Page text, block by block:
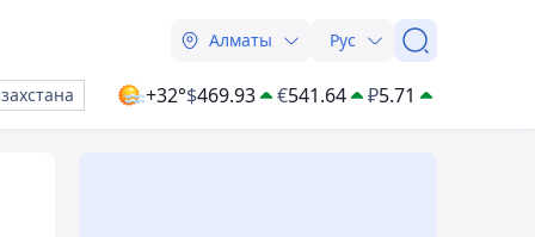
Алматы Рус
+32°$469.93 €541.64 ₽5.71